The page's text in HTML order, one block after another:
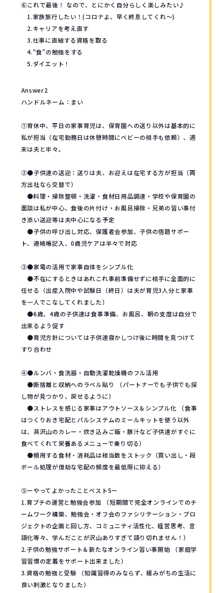
⑥これで最後！ なので、とにかく自分らしく楽しみたい♪
1.家族旅行したい！(コロナよ、早く終息してくれ～)
2.キャリアを考え直す
3.仕事に直結する資格を取る
4.“食”の勉強をする
5.ダイエット！
Answer2
ハンドルネーム：まい
①育休中、平日の家事育児は、保育園への送り以外は基本的に
私が担当（在宅勤務日は休憩時間にベビーの相手も依頼）、週
末は夫と半々。
②●子供達の送迎：送りは夫、お迎えは在宅する方が担当（両
方出社なら交替で）
●料理・掃除整頓・洗濯・食材日用品調達・学校や保育園の
面談は私が中心、食後の片付け・お風呂掃除・兄弟の習い事付
き添い送迎等は夫中心になる予定
●子供の呼び出し対応、保護者会参加、子供の宿題サポー
ト、連絡帳記入、0歳児ケアは半々で対応
③●家電の活用で家事自体をシンプル化
●不在にするときはあれこれ事前準備せずに相手に全面的に
任せる（出産入院中や試験日（終日）は夫が育児3人分と家事
を一人でこなしてくれました）
●6歳、4歳の子供達は食事準備、お風呂、朝の支度は自分で
出来るよう促す
●育児方針については子供達寝かしつけ後に時間を見つけて
すり合わせ
④●ルンバ・食洗器・自動洗濯乾燥機のフル活用
●断捨離と収納へのラベル貼り （パートナーでも子供でも探
し物が見つかり、戻せるように）
●ストレスを感じる家事はアウトソース＆シンプル化 （食事
はつくりおき宅配とパルシステムのミールキットを使う以外
は、具沢山のカレー・炊き込みご飯・豚汁など子供達がすぐに
食べてくれて栄養あるメニューで乗り切る）
●頻用する食材・消耗品は相当数をストック（買い出し・段
ボール処理が億劫な宅配の頻度を最低限に抑える）
⑤ーやってよかったことベスト5ー
1.育プチの運営と勉強会参加 （短期間で完全オンラインでのチ
ームワーク構築、勉強会・オフ会のファシリテーション・プロ
ジェクトの企画と回し方、コミュニティ活性化、経営思考、言
語化等々、学んだことが沢山ありすぎて語り切れません！）
2.子供の勉強サポート＆新たなオンライン習い事開始 （家庭学
習習慣の定着をサポート出来ました）
3.資格の勉強と受験 （知識習得のみならず、緩みがちの生活に
良い刺激となりました）